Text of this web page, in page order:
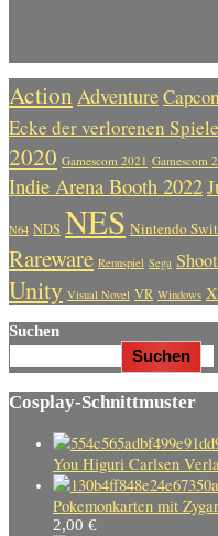
Action Adventure
Ecke der verlorenen Spiele
2020 Gamescom 2021 Gamescom
Indie Arena Booth 2022
N64 NDS NES Nintendo
Rareware Rennspiel Sega
Unity Visual Novel VR Windows
Suchen
Suchen
Cosplay-Schnittmuster
You Higuri Carlsen
Pokemonkarten mit
2,00 €